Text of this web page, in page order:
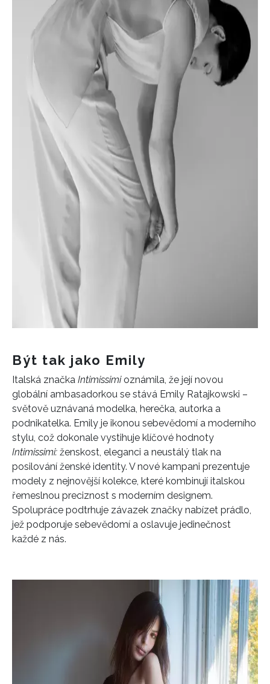
Být tak jako Emily
Italská značka Intimissimioznámila, že její novou
globální ambasadorkou se stává Emily Ratajkowski –
světově uznávaná modelka, herečka, autorka a
podnikatelka. Emily je ikonou sebevědomí a moderního
stylu, což dokonale vystihuje klíčové hodnoty
Intimissimi: ženskost, eleganci a neustálý tlak na
posilování ženské identity. V nové kampani prezentuje
modely z nejnovější kolekce, které kombinují italskou
řemeslnou preciznost s moderním designem.
Spolupráce podtrhuje závazek značky nabízet prádlo,
jež podporuje sebevědomí a oslavuje jedinečnost
každé z nás.